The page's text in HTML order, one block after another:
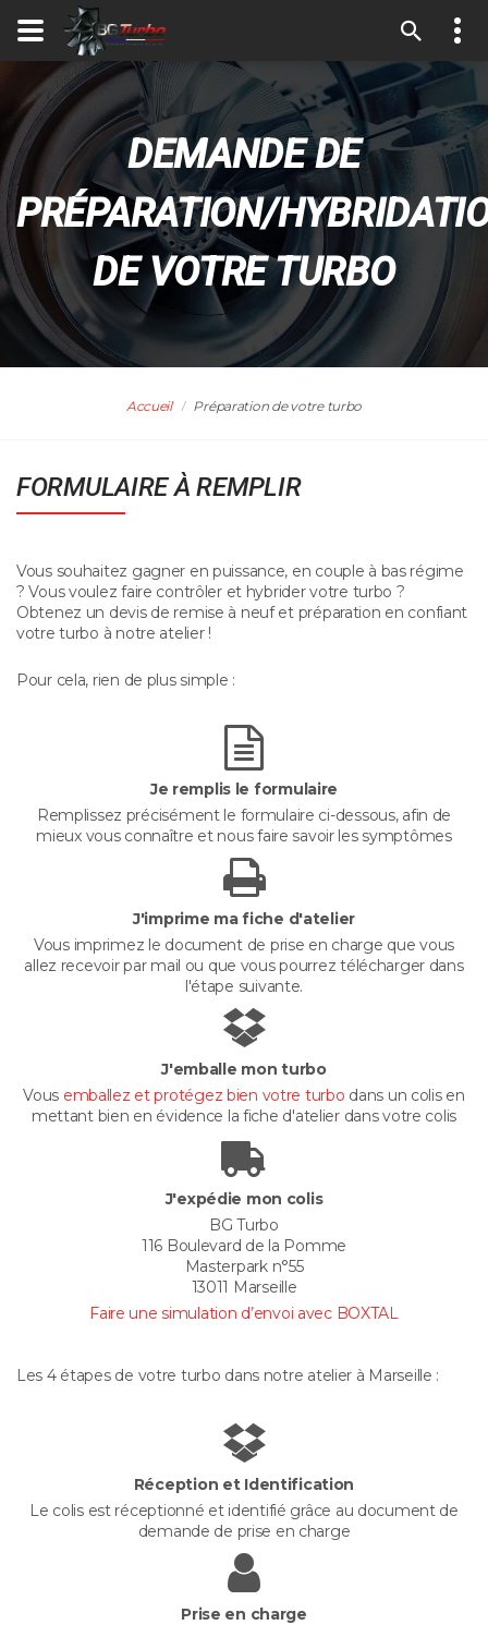
DEMANDE DE
PRÉPARATION/
DE VOTRE TURBO
Accueil Préparation de votre turbo
FORMULAIRE À REMPLIR
Vous souhaitez gagner en puissance, en couple à bas régime
? Vous voulez faire contrôler et hybrider votre turbo ?
Obtenez un devis de remise à neuf et préparation en confiant
votre turbo à notre atelier !
Pour cela, rien de plus simple :
Je remplis le formulaire
Remplissez précisément le formulaire ci-dessous, afin de
mieux vous connaître et nous faire savoir les symptômes
J'imprime ma fiche d'atelier
Vous imprimez le document de prise en charge que vous
allez recevoir par mail ou que vous pourrez télécharger dans
l'étape suivante.
J'emballe mon turbo
Vous emballez et protégez bien votre turbo dans un colis en
mettant bien en évidence la fiche d'atelier dans votre colis
J'expédie mon colis
BG Turbo
116 Boulevard de la Pomme
Masterpark n°55
13011 Marseille
Faire une simulation d’envoi avec BOXTAL
Les 4 étapes de votre turbo dans notre atelier à Marseille :
Réception et Identification
Le colis est réceptionné et identifié grâce au document de
demande de prise en charge
Prise en charge